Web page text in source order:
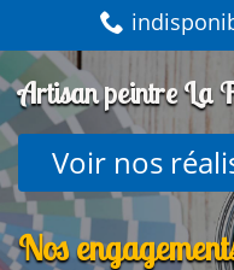
Artisan peintre La
Voir nos
Nos